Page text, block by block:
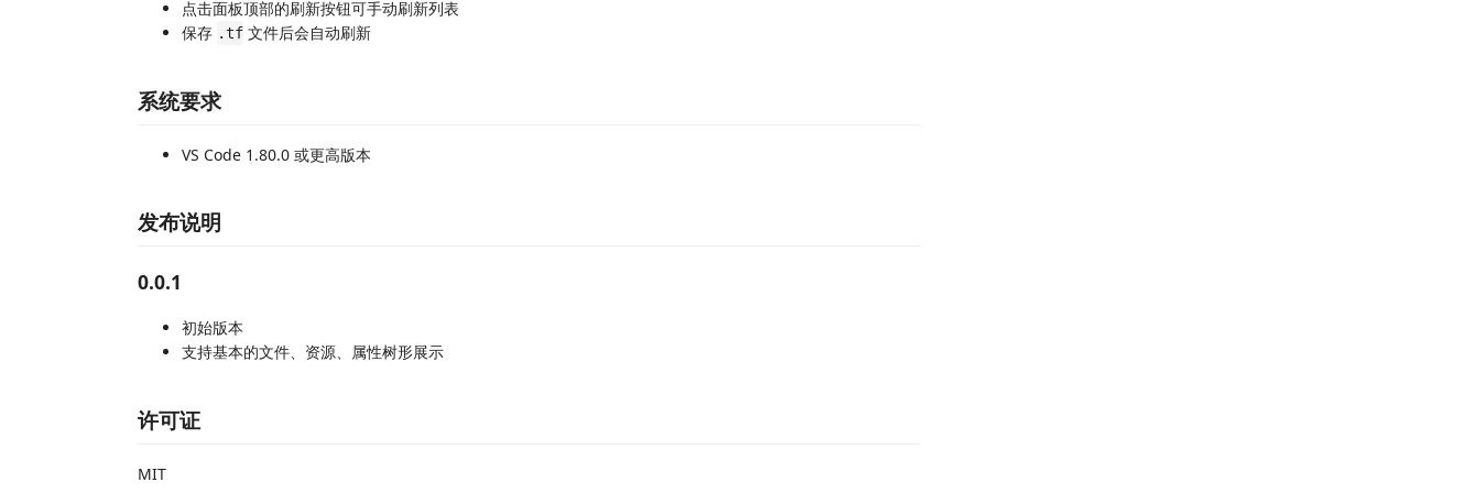
点击面板顶部的刷新按钮可手动刷新列表
保存 .tf 文件后会自动刷新
系统要求
VS Code 1.80.0 或更高版本
发布说明
0.0.1
初始版本
支持基本的文件、资源、属性树形展示
许可证
MIT